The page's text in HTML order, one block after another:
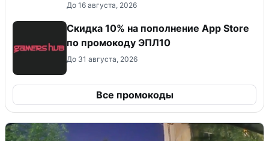
До 16 августа, 2026
Скидка 10% на пополнение App Store
по промокоду ЭПЛ10
До 31 августа, 2026
Все промокоды